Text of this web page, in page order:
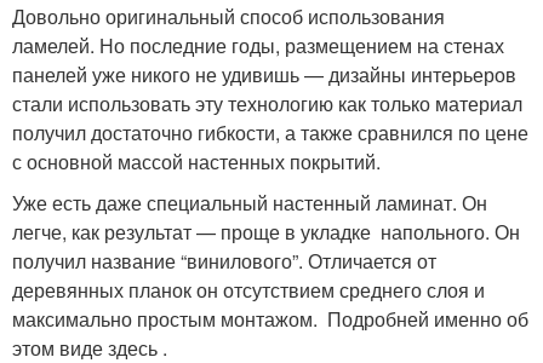
Довольно оригинальный способ использования
ламелей. Но последние годы, размещением на стенах
панелей уже никого не удивишь — дизайны интерьеров
стали использовать эту технологию как только материал
получил достаточно гибкости, а также сравнился по цене
с основной массой настенных покрытий.
Уже есть даже специальный настенный ламинат. Он
легче, как результат — проще в укладке напольного. Он
получил название “винилового”. Отличается от
деревянных планок он отсутствием среднего слоя и
максимально простым монтажом. Подробней именно об
этом виде здесь .